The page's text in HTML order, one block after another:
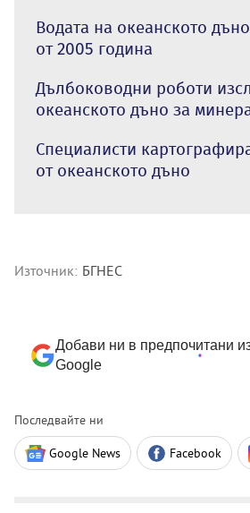
Водата на океанското
от 2005 година
Дълбоководни роботи
океанското дъно за
Специалисти
от океанското дъно
Източник: БГНЕС
Добави ни в предпочитани
Google
Последвайте ни
Google News Facebook